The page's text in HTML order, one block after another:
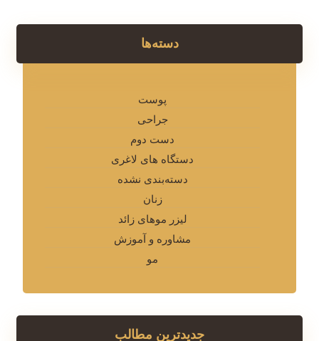
دسته‌ها
پوست
جراحی
دست دوم
دستگاه های لاغری
دسته‌بندی نشده
زنان
لیزر موهای زائد
مشاوره و آموزش
مو
جدیدترین مطالب